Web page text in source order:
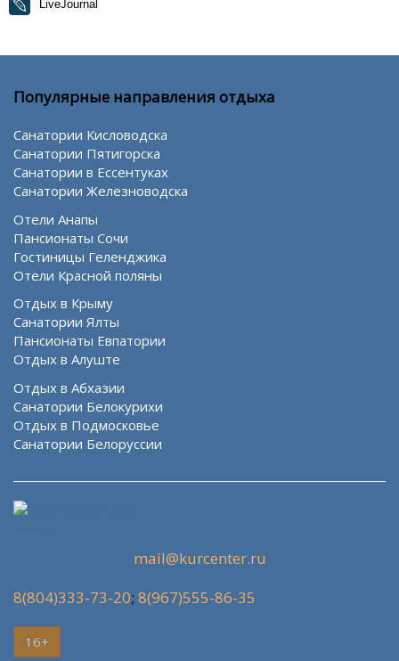
LiveJournal
Популярные направления отдыха
Санатории Кисловодска
Санатории Пятигорска
Санатории в Ессентуках
Санатории Железноводска
Отели Анапы
Пансионаты Сочи
Гостиницы Геленджика
Отели Красной поляны
Отдых в Крыму
Санатории Ялты
Пансионаты Евпатории
Отдых в Алуште
Отдых в Абхазии
Санатории Белокурихи
Отдых в Подмосковье
Санатории Белоруссии
mail@kurcenter.ru
8(804)333-73-20; 8(967)555-86-35
16+